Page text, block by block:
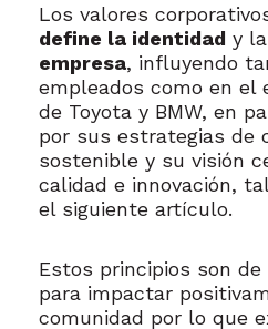
Los valores
define la identidad y
empresa, influyendo
empleados como en el
de Toyota y BMW, en
por sus estrategias de
sostenible y su visión
calidad e innovación,
el siguiente artículo.
Estos principios son de
para impactar
comunidad por lo que